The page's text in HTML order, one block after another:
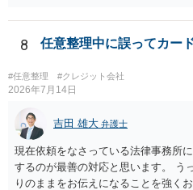
はそもそも事案を把握できていない
いては弁護士として能力不足なのか
かもしれません。
8 任意整理中に誤ってカー
#任意整理 #クレジット会社
2026年7月14日
吉田 雄大 弁護士
現在依頼をなさっている法律事務所
するのが最善の対応と思います。 う
りのままをお伝えになることを強く